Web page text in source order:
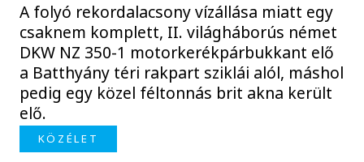
A folyó rekordalacsony vízállása miatt egy
csaknem komplett, II. világháborús német
DKW NZ 350-1 motorkerékpárbukkant elő
a Batthyány téri rakpart sziklái alól, máshol
pedig egy közel féltonnás brit akna került
elő.
KÖZÉLET